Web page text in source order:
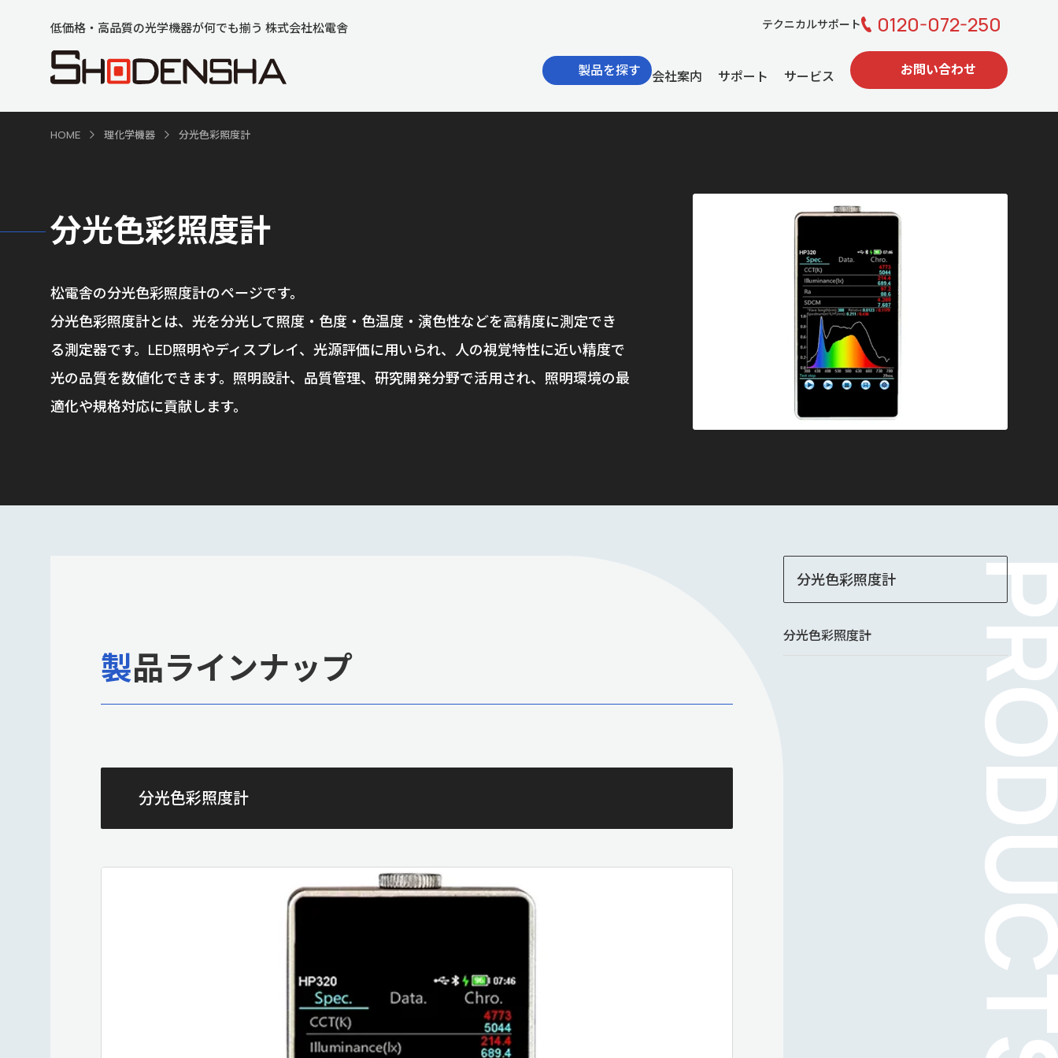
低価格・高品質の光学機器が何でも揃う 株式会社松電舎 テクニカルサポート 0120-072-250
製品を探す 会社案内 サポート サービス お問い合わせ
HOME 理化学機器 分光色彩照度計
分光色彩照度計
松電舎の分光色彩照度計のページです。
分光色彩照度計とは、光を分光して照度・色度・色温度・演色性などを高精度に測定でき
る測定器です。LED照明やディスプレイ、光源評価に用いられ、人の視覚特性に近い精度で
光の品質を数値化できます。照明設計、品質管理、研究開発分野で活用され、照明環境の最
適化や規格対応に貢献します。
分光色彩照度計
分光色彩照度計
製品ラインナップ
分光色彩照度計